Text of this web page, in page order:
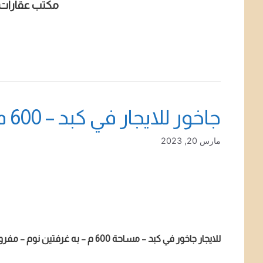
مكتب
جاخور للايجار في كبد – 600 م – 2 غرفة – ارض مسورة
مارس 20, 2023
للايجار جاخور في كبد – مساحة 600 م – به غرفتين نوم – مفروش جزئيا – ارض مسورة – ارض واسعة لاصحاب الحلال